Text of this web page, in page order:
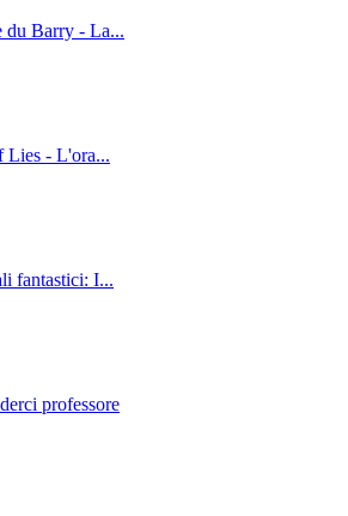
du Barry - La...
Lies - L'ora...
fantastici: I...
professore